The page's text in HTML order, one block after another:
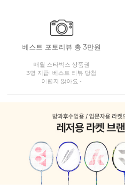
베스트 포토리뷰 총 3만원
매월 스타벅스 상품권
3명 지급! 베스트 리뷰 당첨
어렵지 않아요~